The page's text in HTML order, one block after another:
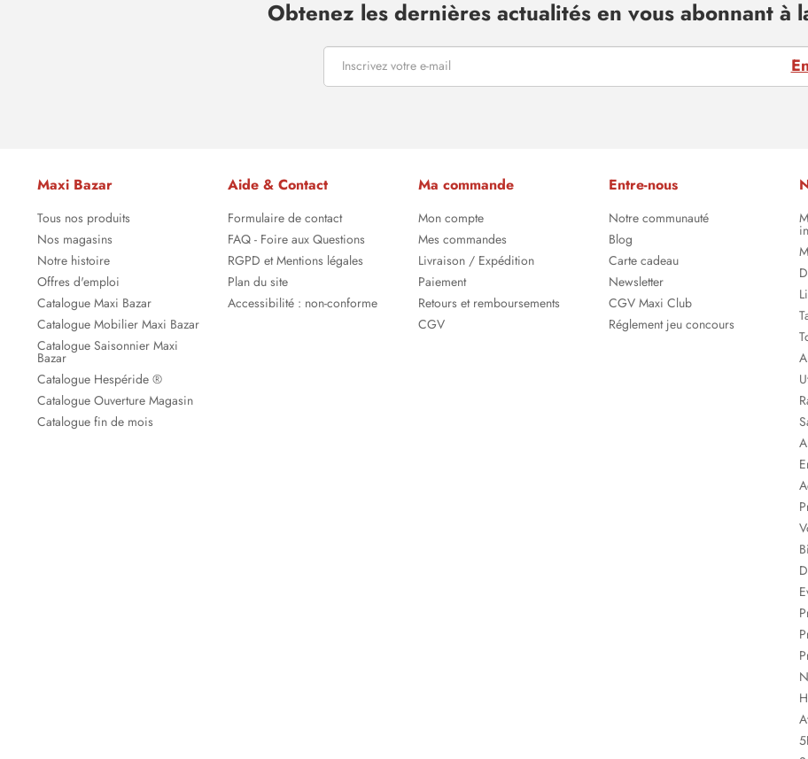
Obtenez les dernières actualités en vous abonnant à
Maxi Bazar
Tous nos produits
Nos magasins
Notre histoire
Offres d'emploi
Catalogue Maxi Bazar
Catalogue Mobilier Maxi Bazar
Catalogue Saisonnier Maxi
Bazar
Catalogue Hespéride ®
Catalogue Ouverture Magasin
Catalogue fin de mois
Aide & Contact
Formulaire de contact
FAQ - Foire aux Questions
RGPD et Mentions légales
Plan du site
Accessibilité : non-conforme
Ma commande
Mon compte
Mes commandes
Livraison / Expédition
Paiement
Retours et remboursements
CGV
Entre-nous
Notre communauté
Blog
Carte cadeau
Newsletter
CGV Maxi Club
Réglement jeu concours